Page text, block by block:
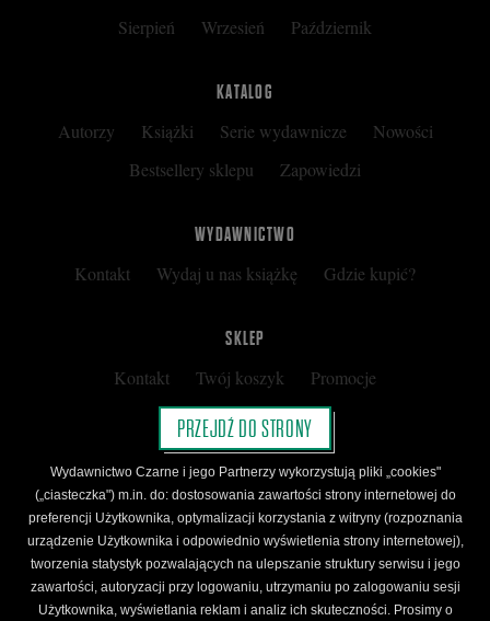
Sierpień Wrzesień Październik
KATALOG
Autorzy Książki Serie wydawnicze
Nowości
Bestsellery sklepu
Zapowiedzi
WYDAWNICTWO
Kontakt Wydaj u nas książkę Gdzie kupić?
SKLEP
Kontakt Twój koszyk
Promocje
Kup kartę podarunkową
Nota prawna
Regulamin
Polityka prywatności
Regulamin Klubu Czarnego
Regulamin Karty Podarunkowej
ŚLEDŹ CZARNE
PRZEJDŹ DO STRONY
Wydawnictwo Czarne i jego Partnerzy wykorzystują pliki „cookies"
(„ciasteczka") m.in. do: dostosowania zawartości strony internetowej do
preferencji Użytkownika, optymalizacji korzystania z witryny (rozpoznania
urządzenie Użytkownika i odpowiednio wyświetlenia strony internetowej),
tworzenia statystyk pozwalających na ulepszanie struktury serwisu i jego
zawartości, autoryzacji przy logowaniu, utrzymaniu po zalogowaniu sesji
Użytkownika, wyświetlania reklam i analiz ich skuteczności. Prosimy o